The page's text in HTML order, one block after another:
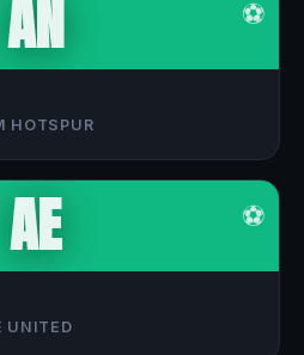
⚽
AN
HOTSPUR
⚽
AE
UNITED